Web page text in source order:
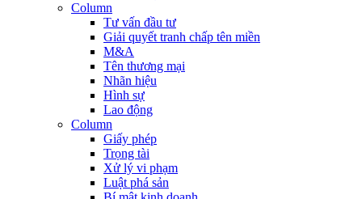
Column
Tư vấn đầu tư
Giải quyết tranh chấp tên miền
M&A
Tên thương mại
Nhãn hiệu
Hình sự
Lao động
Column
Giấy phép
Trọng tài
Xử lý vi phạm
Luật phá sản